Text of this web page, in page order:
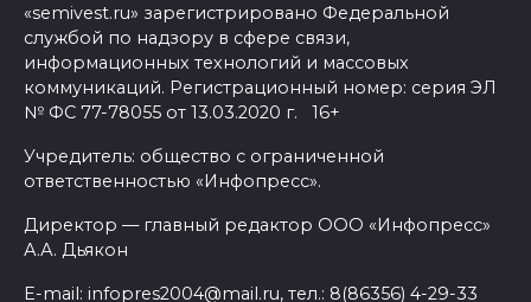
«semivest.ru» зарегистрировано Федеральной
службой по надзору в сфере связи,
информационных технологий и массовых
коммуникаций. Регистрационный номер: серия ЭЛ
№ ФС 77-78055 от 13.03.2020 г. 16+
Учредитель: общество с ограниченной
ответственностью «Инфопресс».
Директор — главный редактор ООО «Инфопресс»
А.А. Дьякон
E-mail: infopres2004@mail.ru, тел.: 8(86356) 4-29-33